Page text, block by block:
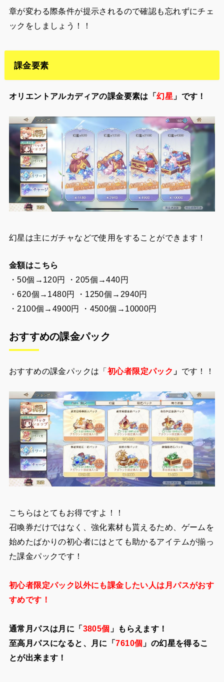
章が変わる際条件が提示されるので確認も忘れずにチェ
ックをしましょう！！
課金要素
オリエントアルカディアの課金要素は「幻星 」です！
幻星は主にガチャなどで使用をすることができます！
金額はこちら
・50個→120円 ・205個→440円
・620個→1480円 ・1250個→2940円
・2100個→4900円 ・4500個→10000円
おすすめの課金パック
おすすめの課金パックは「初心者限定パック 」 です！！
こちらはとてもお得ですよ！！
召喚券だけではなく、強化素材も貰えるため、ゲームを
始めたばかりの初心者にはとても助かるアイテムが揃っ
た課金パックです！
初心者限定パック以外にも課金したい人は月パスがおす
すめです！
通常月パスは月に「 3805個 」もらえます！
至高月パスになると、月に「7610個 」の幻星を得るこ
とが出来ます！